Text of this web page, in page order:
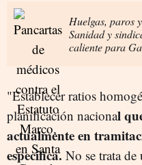
Huelgas, paros
Sanidad y
caliente para
"Establecer ratios
planificación nacional
actualmente en
específica. No se trata